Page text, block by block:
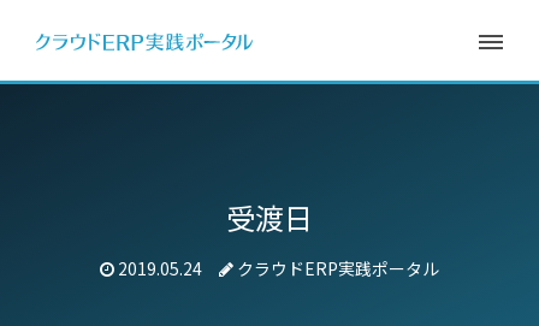
受渡日
2019.05.24 クラウドERP実践ポータル